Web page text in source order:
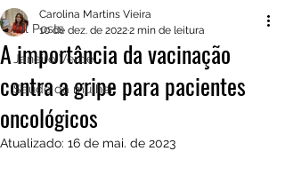
All Posts
Janeiro Verde
Saúde da mulher
A importância da vacinação
contra a gripe para pacientes
oncológicos
Carolina Martins Vieira
10 de dez. de 20222 min de leitura
Atualizado: 16 de mai. de 2023